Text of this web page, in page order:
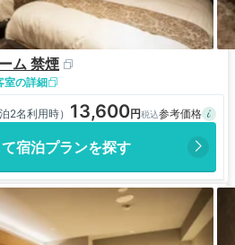
ム 禁煙
室の詳細
2名利用時） 13,600
宿泊プランを探す